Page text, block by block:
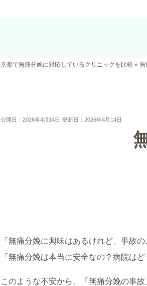
京都で無痛分娩に対応しているクリニックを比較 » 無
公開日：2026年4月14日 更新日：2026年4月14日
「無痛分娩に興味はあるけれど、事故
「無痛分娩は本当に安全なの？病院はど
このような不安から、「無痛分娩の事